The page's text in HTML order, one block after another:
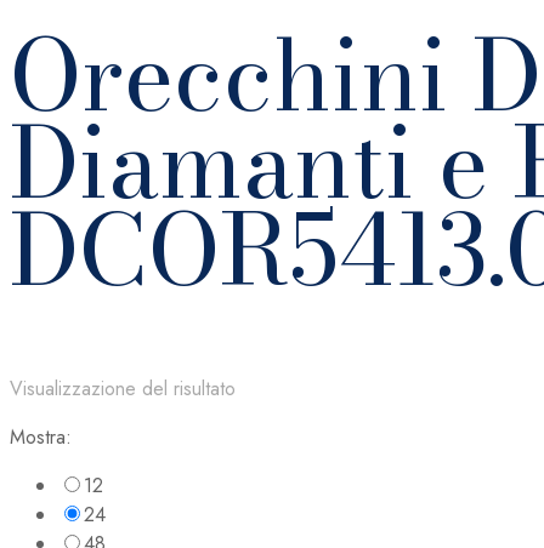
Orecchini
Diamanti e
Visualizzazione del risultato
Mostra:
12
24